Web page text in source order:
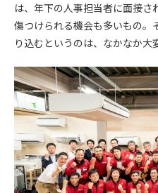
は、年下の人事担当者に面接さ
傷つけられる機会も多いもの。
り込むというのは、なかなか大